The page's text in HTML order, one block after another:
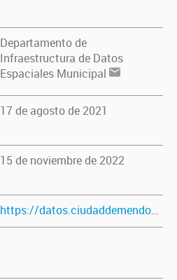
Departamento de
Infraestructura de Datos
Espaciales Municipal
17 de agosto de 2021
15 de noviembre de 2022
https://datos.ciudaddemendoza.gob.ar/dataset/cajeros-automaticos